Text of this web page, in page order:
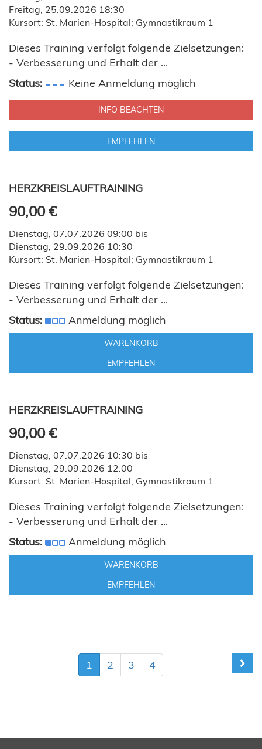
Freitag, 25.09.2026 18:30
Kursort: St. Marien-Hospital; Gymnastikraum 1
Dieses Training verfolgt folgende Zielsetzungen:
- Verbesserung und Erhalt der ...
Status:
Keine Anmeldung möglich
INFO BEACHTEN
EMPFEHLEN
HERZKREISLAUFTRAINING
90,00 €
Dienstag, 07.07.2026 09:00 bis
Dienstag, 29.09.2026 10:30
Kursort: St. Marien-Hospital; Gymnastikraum 1
Dieses Training verfolgt folgende Zielsetzungen:
- Verbesserung und Erhalt der ...
Status:
Anmeldung möglich
WARENKORB
EMPFEHLEN
HERZKREISLAUFTRAINING
90,00 €
Dienstag, 07.07.2026 10:30 bis
Dienstag, 29.09.2026 12:00
Kursort: St. Marien-Hospital; Gymnastikraum 1
Dieses Training verfolgt folgende Zielsetzungen:
- Verbesserung und Erhalt der ...
Status:
Anmeldung möglich
WARENKORB
EMPFEHLEN
1 2 3 4